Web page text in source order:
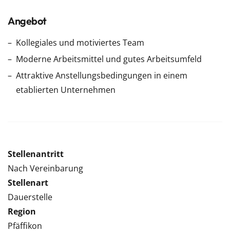
Angebot
Kollegiales und motiviertes Team
Moderne Arbeitsmittel und gutes Arbeitsumfeld
Attraktive Anstellungsbedingungen in einem
etablierten Unternehmen
Stellenantritt
Nach Vereinbarung
Stellenart
Dauerstelle
Region
Pfäffikon